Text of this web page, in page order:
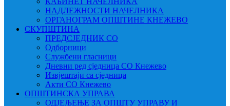
НАДЛЕЖНОСТИ НАЧЕЛНИКА
ОРГАНОГРАМ ОПШТИНЕ КНЕЖЕВО
СКУПШТИНА
ПРЕДСЈЕДНИК СО
Одборници
Службени гласници
Дневни ред сједница СО Кнежево
Извјештаји са сједница
Акти СО Кнежево
ОПШТИНСКА УПРАВА
ОДЈЕЉЕЊЕ ЗА ОПШТУ УПРАВУ И